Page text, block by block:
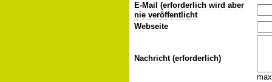
E-Mail (erforderlich wird aber
nie veröffentlicht
Webseite
Nachricht (erforderlich)